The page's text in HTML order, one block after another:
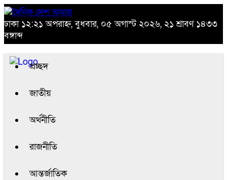
ঢাকা ১২:২১ অপরাহ্ন, বুধবার, ০৫ অগাস্ট ২০২৬, ২১ শ্রাবণ ১৪৩৩
বঙ্গাব্দ
প্রচ্ছদ
জাতীয়
অর্থনীতি
রাজনীতি
আন্তর্জাতিক